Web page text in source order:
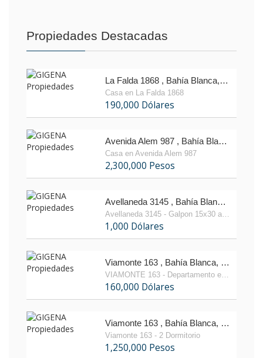
Propiedades Destacadas
La Falda 1868 , Bahía Blanca, Buenos Aires
Casa en La Falda 1868
190,000 Dólares
Avenida Alem 987 , Bahía Blanca, Buenos Aires
Casa en Avenida Alem 987
2,300,000 Pesos
Avellaneda 3145 , Bahía Blanca, Buenos Aires
1,000 Dólares
Viamonte 163 , Bahía Blanca, Buenos Aires
160,000 Dólares
Viamonte 163 , Bahía Blanca, Buenos Aires
Viamonte 163 - 2 Dormitorio
1,250,000 Pesos